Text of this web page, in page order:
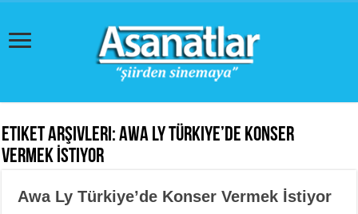
Etiket Arşivleri:Awa Ly Türkiye’de Konser
Vermek İstiyor
Awa Ly Türkiye’de Konser Vermek İstiyor